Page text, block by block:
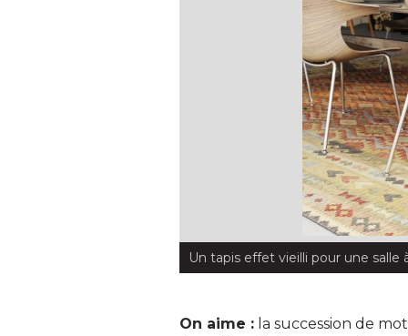
Un tapis effet vieilli pour une
On aime : la succession de